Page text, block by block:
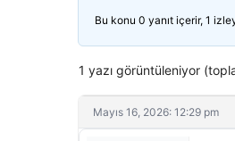
Bu konu 0 yanıt içerir, 1
1 yazı görüntüleniyor
Mayıs 16, 2026: 12:29 pm